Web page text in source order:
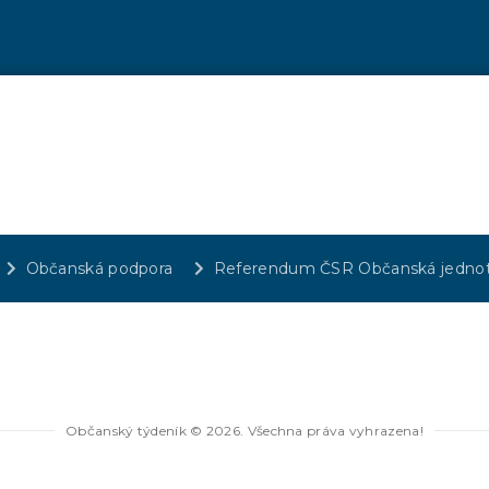
Občanská podpora Referendum ČSR Občanská
Občanský týdeník © 2026. Všechna práva vyhrazena!